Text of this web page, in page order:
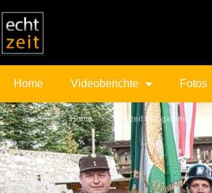
Home Videoberichte Fotos
Home Echtzeit Fotogalerie